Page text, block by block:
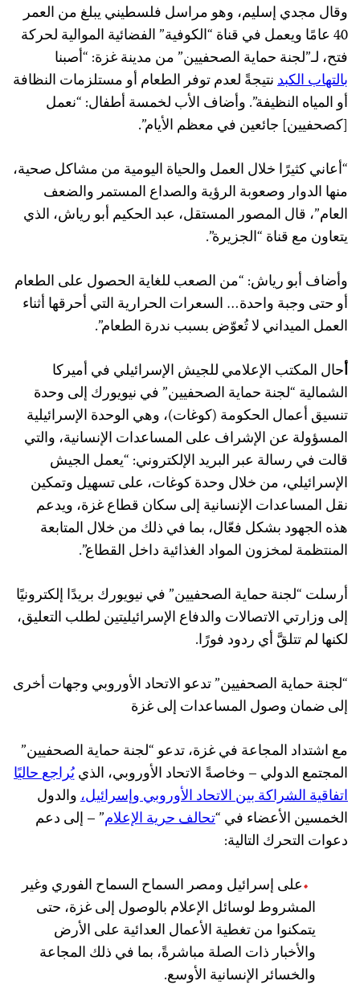
وقال مجدي إسليم، وهو مراسل فلسطيني يبلغ من العمر
40 عامًا ويعمل في قناة “الكوفية” الفضائية الموالية لحركة
فتح، لـ”لجنة حماية الصحفيين” من مدينة غزة: “أصبنا
بالتهابالكبدنتيجةً لعدم توفر الطعام أو مستلزمات النظافة
أو المياه النظيفة”. وأضاف الأب لخمسة أطفال: “نعمل
[كصحفيين] جائعين في معظم الأيام”.
“أعاني كثيرًا خلال العمل والحياة اليومية من مشاكل صحية،
منها الدوار وصعوبة الرؤية والصداع المستمر والضعف
العام”، قال المصور المستقل، عبد الحكيم أبو رياش، الذي
يتعاون مع قناة “الجزيرة”.
وأضاف أبو رياش: “من الصعب للغاية الحصول على الطعام
أو حتى وجبة واحدة… السعرات الحرارية التي أحرقها أثناء
العمل الميداني لا تُعوّض بسبب ندرة الطعام”.
أحال المكتب الإعلامي للجيش الإسرائيلي في أميركا
الشمالية “لجنة حماية الصحفيين” في نيويورك إلى وحدة
تنسيق أعمال الحكومة (كوغات)، وهي الوحدة الإسرائيلية
المسؤولة عن الإشراف على المساعدات الإنسانية، والتي
قالت في رسالة عبر البريد الإلكتروني: “يعمل الجيش
الإسرائيلي، من خلال وحدة كوغات، على تسهيل وتمكين
نقل المساعدات الإنسانية إلى سكان قطاع غزة، ويدعم
هذه الجهود بشكل فعّال، بما في ذلك من خلال المتابعة
المنتظمة لمخزون المواد الغذائية داخل القطاع”.
أرسلت “لجنة حماية الصحفيين” في نيويورك بريدًا إلكترونيًا
إلى وزارتي الاتصالات والدفاع الإسرائيليتين لطلب التعليق،
لكنها لم تتلقَّ أي ردود فورًا.
“لجنة حماية الصحفيين” تدعو الاتحاد الأوروبي وجهات أخرى
إلى ضمان وصول المساعدات إلى غزة
مع اشتداد المجاعة في غزة، تدعو “لجنة حماية الصحفيين”
المجتمع الدولي – وخاصةً الاتحاد الأوروبي، الذييراجعحاليا
اتفاقيةالشراكةبينالاتحادالأوروبي وإسرائيل،والدول
الخمسين الأعضاء في “تحالفحريةالإعلام” – إلى دعم
دعوات التحرك التالية:
على إسرائيل ومصر السماح السماح الفوري وغير
المشروط لوسائل الإعلام بالوصول إلى غزة، حتى
يتمكنوا من تغطية الأعمال العدائية على الأرض
والأخبار ذات الصلة مباشرةً، بما في ذلك المجاعة
والخسائر الإنسانية الأوسع.